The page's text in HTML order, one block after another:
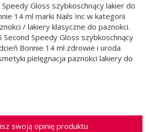
Speedy Gloss szybkoschnący lakier do
14 ml marki Nails Inc w kategorii
/ lakiery klasyczne do paznokci.
Second Speedy Gloss szybkoschnący
Bonnie 14 ml zdrowie i uroda
pielęgnacja paznokci lakiery do
swoją opinię produktu